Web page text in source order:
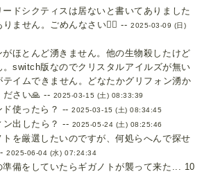
ドシクティスは居ないと書いてありました
ません。ごめんなさい🙇‍♂️ -- 2025-03-09 (日)
ほとんど湧きません。他の生物殺したけど
。switch版なのでクリスタルアイルズが無い
イムできません。どなたかグリフォン湧か
ださい🙏 -- 2025-03-15 (土) 08:33:39
ド使ったら？ --2025-03-15 (土) 08:34:45
出したら？ -- 2025-05-24 (土) 08:25:46
を厳選したいのですが、何処らへんで探せ
2025-06-04 (水) 07:24:34
準備をしていたらギガノトが襲って来た... 10